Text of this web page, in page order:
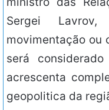
Sergei
movimentação ou
será
acrescenta
geopolitica da